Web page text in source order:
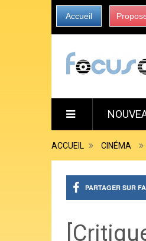
Accueil
ACCUEIL CINÉMA
PARTAGER SUR